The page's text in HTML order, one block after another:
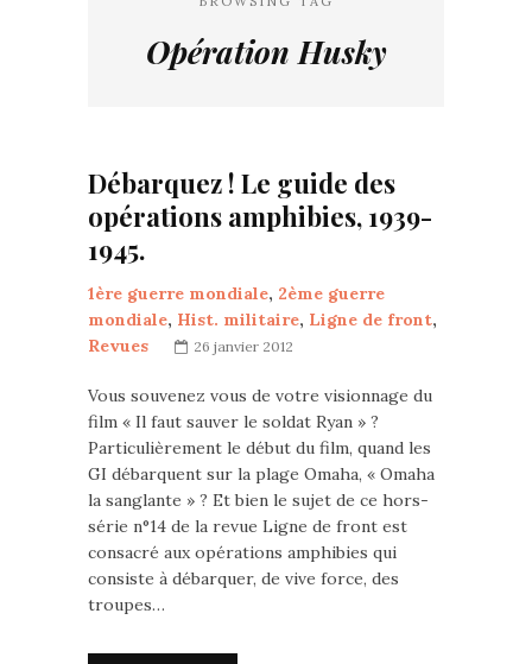
Opération Husky
Débarquez ! Le guide des
opérations amphibies, 1939-
1945.
1ère guerre mondiale, 2ème guerre
mondiale, Hist. militaire, Ligne de front,
Revues
26 janvier 2012
Vous souvenez vous de votre visionnage du
film « Il faut sauver le soldat Ryan » ?
Particulièrement le début du film, quand les
GI débarquent sur la plage Omaha, « Omaha
la sanglante » ? Et bien le sujet de ce hors-
série n°14 de la revue Ligne de front est
consacré aux opérations amphibies qui
consiste à débarquer, de vive force, des
troupes…